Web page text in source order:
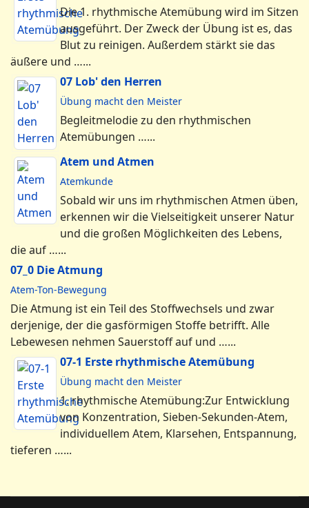
Die 1. rhythmische Atemübung wird im Sitzen
ausgeführt. Der Zweck der Übung ist es, das
Blut zu reinigen. Außerdem stärkt sie das
äußere und …...
07 Lob' den Herren
Übung macht den Meister
Begleitmelodie zu den rhythmischen
Atemübungen …...
Atem und Atmen
Atemkunde
Sobald wir uns im rhythmischen Atmen üben,
erkennen wir die Vielseitigkeit unserer Natur
und die großen Möglichkeiten des Lebens,
die auf …...
07_0 Die Atmung
Atem-Ton-Bewegung
Die Atmung ist ein Teil des Stoffwechsels und zwar
derjenige, der die gasförmigen Stoffe betrifft. Alle
Lebewesen nehmen Sauerstoff auf und …...
07-1 Erste rhythmische Atemübung
Übung macht den Meister
1. rhythmische Atemübung:Zur Entwicklung
von Konzentration, Sieben-Sekunden-Atem,
individuellem Atem, Klarsehen, Entspannung,
tieferen …...